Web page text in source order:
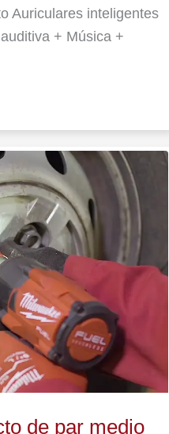
Auriculares inteligentes
+ Música +
de par medio